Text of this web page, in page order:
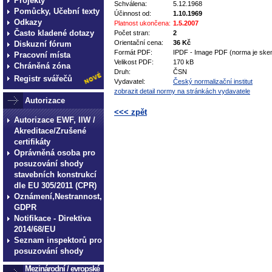
Pomůcky, Učební texty
Odkazy
Často kladené dotazy
Diskuzní fórum
Pracovní místa
Chráněná zóna
Registr svářečů
Autorizace
Autorizace EWF, IIW /
Akreditace/Zrušené
certifikáty
Oprávněná osoba pro
posuzování shody
stavebních konstrukcí
dle EU 305/2011 (CPR)
Oznámení,Nestrannost,
GDPR
Notifikace - Direktiva
2014/68/EU
Seznam inspektorů pro
posuzování shody
Mezinárodní / evropské
Schválena:
5.12.1968
Účinnost od:
1.10.1969
Platnost ukončena: 1.5.2007
Počet stran:
2
Orientační cena:
36 Kč
Formát PDF:
IPDF - Image PDF (norma je
Velikost PDF:
170 kB
Druh:
ČSN
Vydavatel:
Český normalizační institut
zobrazit detail normy na stránkách vydavatele
<<< zpět